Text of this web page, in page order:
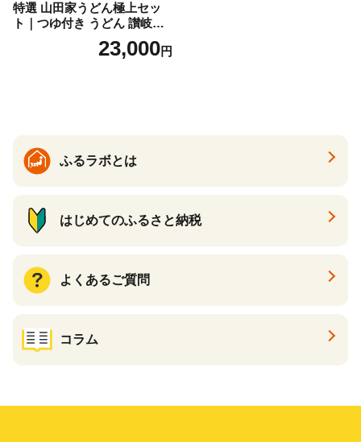
特選 山田家うどん極上セッ
ト｜つゆ付き うどん 讃岐う
どん さぬきうどん 生麵 うど
んセット カレーうどん 生う
23,000円
ふるラボとは
はじめてのふるさと納税
よくあるご質問
コラム